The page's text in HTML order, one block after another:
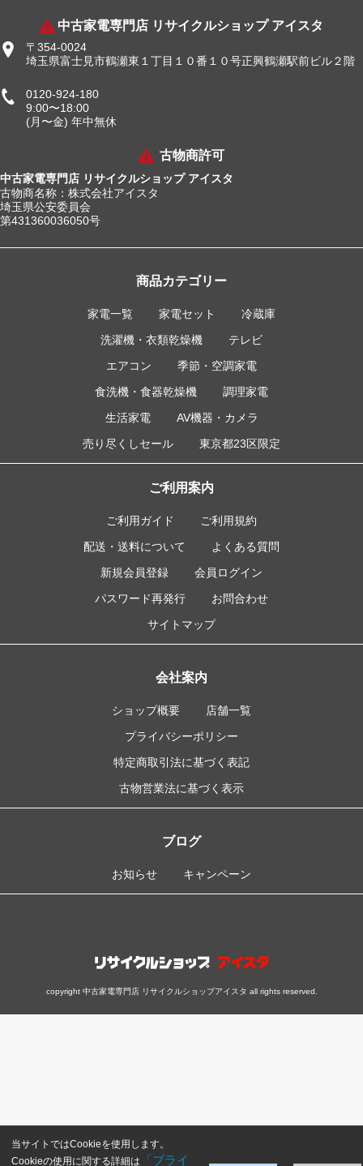
当サイトではCookieを使用します。
Cookieの使用に関する詳細は
「プライ
中古家電専門店 リサイクルショップ アイスタ
〒354-0024
埼玉県富士見市鶴瀬東１丁目１０番１０号正興鶴瀬駅前ビル２階
0120-924-180
9:00〜18:00
(月〜金) 年中無休
古物商許可
中古家電専門店 リサイクルショップ アイスタ
古物商名称：株式会社アイスタ
埼玉県公安委員会
第431360036050号
商品カテゴリー
家電一覧 家電セット
冷蔵庫
洗濯機・衣類乾燥機
テレビ
エアコン
季節・空調家電
食洗機・食器乾燥機
調理家電
生活家電
AV機器・カメラ
売り尽くしセール
東京都23区限定
ご利用案内
ご利用ガイド
ご利用規約
配送・送料について
よくある質問
新規会員登録
会員ログイン
パスワード再発行
お問合わせ
サイトマップ
会社案内
ショップ概要
店舗一覧
プライバシーポリシー
特定商取引法に基づく表記
古物営業法に基づく表示
ブログ
お知らせ キャンペーン
copyright 中古家電専門店 リサイクルショップアイスタ all rights reserved.